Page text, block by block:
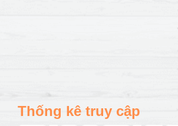
Thống kê truy cập